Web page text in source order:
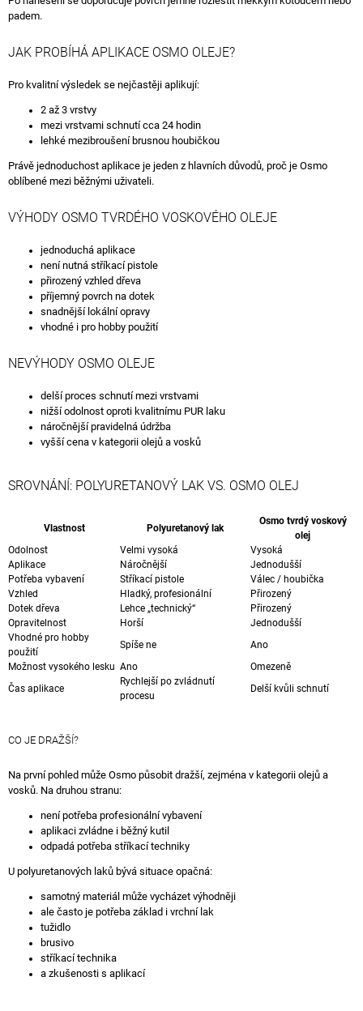
padem.
JAK PROBÍHÁ APLIKACE OSMO OLEJE?
Pro kvalitní výsledek se nejčastěji aplikují:
2 až 3 vrstvy
mezi vrstvami schnutí cca 24 hodin
lehké mezibroušení brusnou houbičkou
Právě jednoduchost aplikace je jeden z hlavních důvodů, proč je Osmo
oblíbené mezi běžnými uživateli.
VÝHODY OSMO TVRDÉHO VOSKOVÉHO OLEJE
jednoduchá aplikace
není nutná stříkací pistole
přirozený vzhled dřeva
příjemný povrch na dotek
snadnější lokální opravy
vhodné i pro hobby použití
NEVÝHODY OSMO OLEJE
delší proces schnutí mezi vrstvami
nižší odolnost oproti kvalitnímu PUR laku
náročnější pravidelná údržba
vyšší cena v kategorii olejů a vosků
SROVNÁNÍ: POLYURETANOVÝ LAK VS. OSMO OLEJ
Vlastnost Polyuretanový lak
Osmo tvrdý voskový
olej
Odolnost
Velmi vysoká
Vysoká
Aplikace
Náročnější
Jednodušší
Potřeba vybavení
Stříkací pistole
Válec / houbička
Vzhled
Hladký, profesionální
Přirozený
Dotek dřeva
Lehce „technický“
Přirozený
Opravitelnost
Horší
Jednodušší
Vhodné pro hobby
použití
Spíše ne
Ano
Možnost vysokého lesku Ano
Omezeně
Čas aplikace
Rychlejší po zvládnutí
procesu
Delší kvůli schnutí
CO JE DRAŽŠÍ?
Na první pohled může Osmo působit dražší, zejména v kategorii olejů a
vosků. Na druhou stranu:
není potřeba profesionální vybavení
aplikaci zvládne i běžný kutil
odpadá potřeba stříkací techniky
U polyuretanových laků bývá situace opačná:
samotný materiál může vycházet výhodněji
ale často je potřeba základ i vrchní lak
tužidlo
brusivo
stříkací technika
a zkušenosti s aplikací